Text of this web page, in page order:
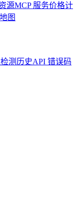
源MCP 服务价格计
图
测历史API 错误码